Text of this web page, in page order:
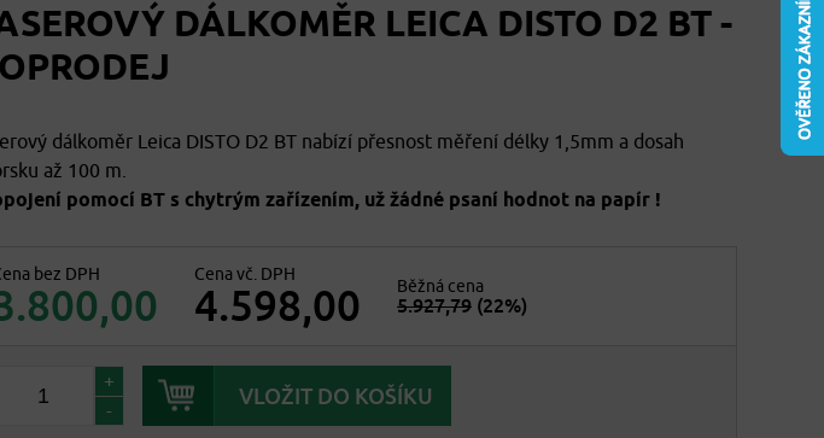
DÁLKOMĚR LEICA DISTO D2 BT -
dálkoměr Leica DISTO D2 BT nabízí přesnost měření délky 1,5mm a dosah
až 100 m.
pomocí BT s chytrým zařízením, už žádné psaní hodnot na papír !
bez DPH Cena vč. DPH
4.598,00 Běžná cena
5.927,79 (22%)
+
-